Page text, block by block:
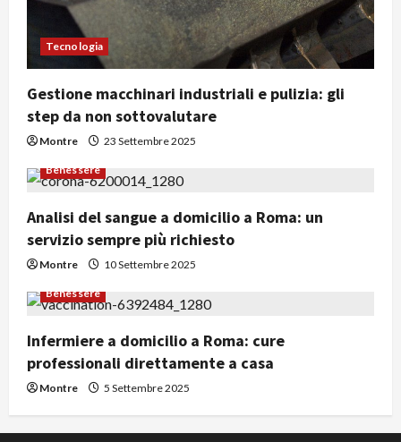
Tecnologia
Gestione macchinari industriali e pulizia: gli
step da non sottovalutare
Montre 23 Settembre 2025
Benessere
Analisi del sangue a domicilio a Roma: un
servizio sempre più richiesto
Montre 10 Settembre 2025
Benessere
Infermiere a domicilio a Roma: cure
professionali direttamente a casa
Montre 5 Settembre 2025